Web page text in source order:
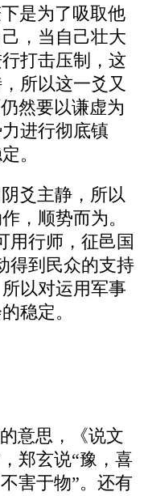
是为了吸取他
，当自己壮大
打击压制，这
所以这一爻又
然要以谦虚为
进行彻底镇
。
爻主静，所以
，顺势而为。
用行师，征邑国
得到民众的支持
以对运用军事
稳定。
意思，《说文
郑玄说“豫，喜
害于物”。还有